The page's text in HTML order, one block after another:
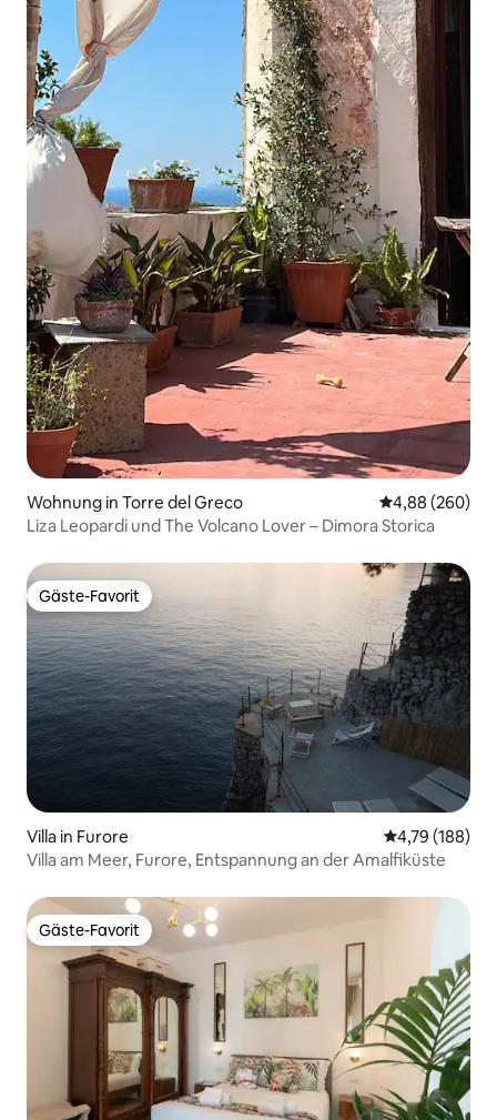
Wohnung in Torre del Greco
4,88 (260)
Liza Leopardi und The Volcano Lover – Dimora Storica
Gäste-Favorit
Gäste-Favorit
Villa in Furore
4,79 (188)
Villa am Meer, Furore, Entspannung an der Amalfiküste
Gäste-Favorit
Gäste-Favorit